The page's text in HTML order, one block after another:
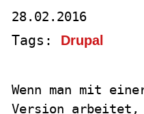
28.02.2016
Tags: Drupal
Wenn man mit
Version arbeitet,